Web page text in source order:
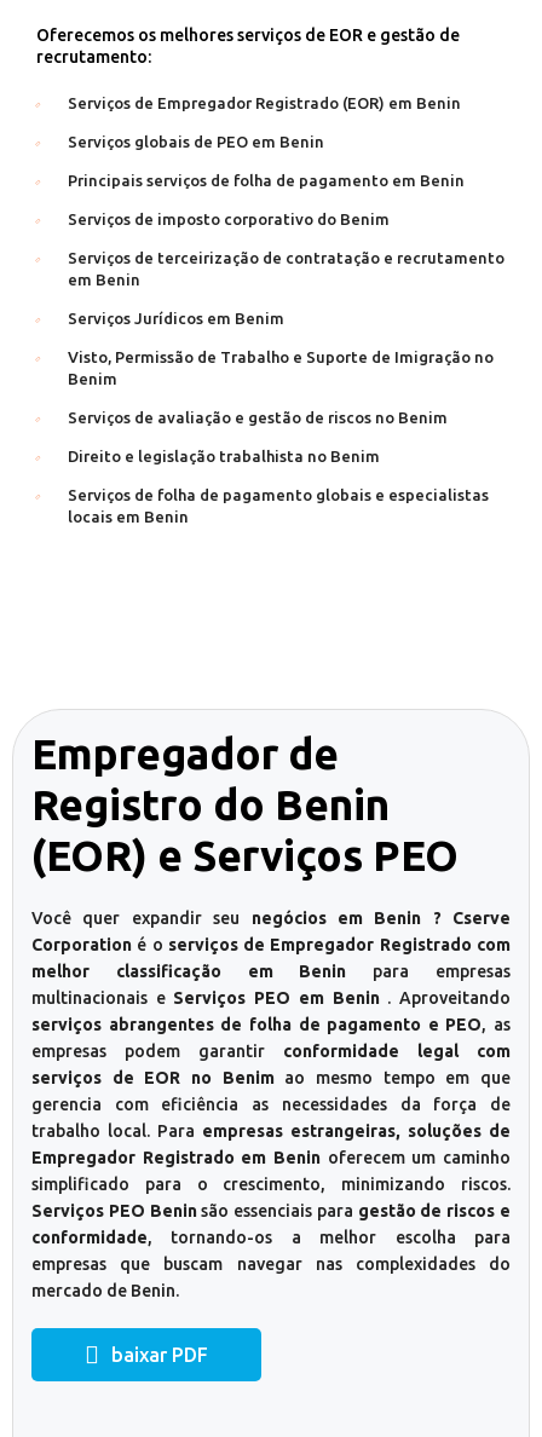
Oferecemos os melhores serviços de EOR e gestão de
recrutamento:
Serviços de Empregador Registrado (EOR) em Benin
Serviços globais de PEO em Benin
Principais serviços de folha de pagamento em Benin
Serviços de imposto corporativo do Benim
Serviços de terceirização de contratação e recrutamento
em Benin
Serviços Jurídicos em Benim
Visto, Permissão de Trabalho e Suporte de Imigração no
Benim
Serviços de avaliação e gestão de riscos no Benim
Direito e legislação trabalhista no Benim
Serviços de folha de pagamento globais e especialistas
locais em Benin
Empregador de
Registro do Benin
(EOR) e Serviços PEO
Você quer expandir seu negócios em Benin ? Cserve
Corporation é o serviços de Empregador Registrado com
melhor classificação em Benin para empresas
multinacionais e Serviços PEO em Benin. Aproveitando
serviços abrangentes de folha de pagamento e PEO, as
empresas podem garantir conformidade legal com
serviços de EOR no Benimao mesmo tempo em que
gerencia com eficiência as necessidades da força de
trabalho local. Para empresas estrangeiras, soluções de
Empregador Registrado em Benin oferecem um caminho
simplificado para o crescimento, minimizando riscos.
Serviços PEO Beninsão essenciais para gestão de riscos e
conformidade, tornando-os a melhor escolha para
empresas que buscam navegar nas complexidades do
mercado de Benin.
baixar PDF